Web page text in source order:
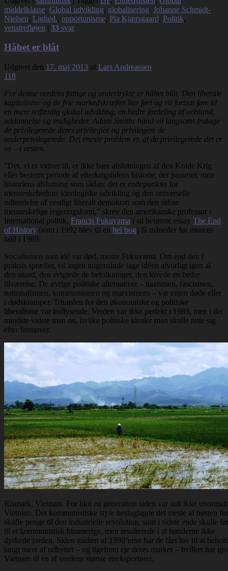
middelklasse, Global udvikling, globalisering, Johanne Schmidt-
Nielsen, Lighed., opportunisme, Pia Kjærsgaard, Politik,
venstrefløjen | 33 svar
Håbet er blåt
Udgivet den 17. maj 2013 af Lars Andreassen
118
For denne verdens fattige og undertrykte er håbet blåt. Den liberale
kapitalisme og de frie markedskræfter har ført og vil fortsat føre til
en mere retfærdig global udvikling, en bedre fordeling af velstand,
uddannelse og muligheder. Adam Smiths hånd vil langsomt fratage
de privilegerede deres privilegier og privilegere de
underprivilegerede. Det eneste problem er, at de privilegerede det er
os – i vesten.
”Det, vi er vidner til, er ikke bare afslutningen af ​​den Kolde Krig
eller bestemt periode af efterkrigstidens historie, der passerer, men ​​
historiens afslutning som sådan: det er endepunktet for
menneskehedens ideologiske udvikling og den universelle
udbredelse af vestligt liberalt demokrati som den sidste
menneskelige regeringsform,” skrev den amerikanske professor i
International politik, Francis Fukuyama i sit berømte essay The End
of History (som i 1992 blev til en hel bog) få måneder før murens
fald i 1989.
Socialismen som idé var død, mente Fukuyama. Om end den i
praksis spræller, vil ingen nogensinde tage idéen alvorligt igen al
den stund, den svigtede de befolkninger, den lovede en bedre
tilværelse. De øvrige politiske alternativer – nazismen, fascismen,
nationalismen, kommunismen og marxismens – var enten døde eller
i dødskramper. Triumfen for den økonomiske og politiske
liberalisme var indlysende. Verden var ikke perfekt i 1989, men i det
mindste vidste man nu, hvilke politiske idealer man skulle rette sig
efter fremover.
Rismark, Vietnam. For blot en generation siden var sult ikke
Vietnam. Det kommunistiske styre beslaglagde det meste af høsten
skaffe penge til den industrielle revolution, som i sidste ende skulle
til et kommunistisk himmerige, men resulterede i at bønderne ikke
dyrkede jorden. Siden midten af 1990’erne har de fået lov til at
langt mere af udbyttet – og ligefrem eje deres marker – hvilket har
Vietnam til en af verdens største riseksportører.